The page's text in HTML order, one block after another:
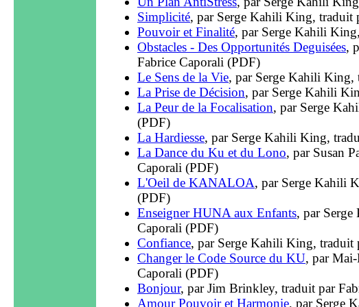
Simplicité, par Serge Kahili King, traduit
Pouvoir et Finalité, par Serge Kahili
Obstacles - Des Opportunités Deguisées,
Fabrice Caporali (PDF)
Le Sens de la Vie, par Serge Kahili King,
La Prise de Décision, par Serge Kahili
La Peur de la Focalisation, par Serge
(PDF)
La Hardiesse, par Serge Kahili King,
La Dance du Ku et du Lono, par Susan
Caporali (PDF)
L'Oeil de KANALOA, par Serge Kahili
(PDF)
Enseigner HUNA aux Enfants, par
Caporali (PDF)
Confiance, par Serge Kahili King, traduit
Changer le Code Source du KU, par
Caporali (PDF)
Bonjour, par Jim Brinkley, traduit par
Amour Pouvoir et Harmonie, par Serge